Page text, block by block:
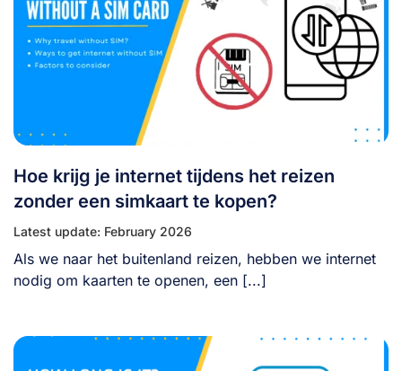
Hoe krijg je internet tijdens het reizen
zonder een simkaart te kopen?
Latest update: February 2026
Als we naar het buitenland reizen, hebben we internet
nodig om kaarten te openen, een [...]